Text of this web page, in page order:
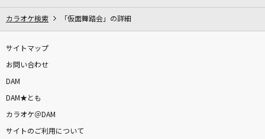
カラオケ検索 「仮面舞踏会」の詳細
サイトマップ
お問い合わせ
DAM
DAM★とも
カラオケ＠DAM
サイトのご利用について